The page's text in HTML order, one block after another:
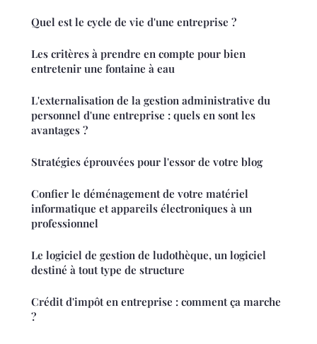
Quel est le cycle de vie d'une entreprise ?
Les critères à prendre en compte pour bien
entretenir une fontaine à eau
L'externalisation de la gestion administrative du
personnel d'une entreprise : quels en sont les
avantages ?
Stratégies éprouvées pour l'essor de votre blog
Confier le déménagement de votre matériel
informatique et appareils électroniques à un
professionnel
Le logiciel de gestion de ludothèque, un logiciel
destiné à tout type de structure
Crédit d'impôt en entreprise : comment ça marche
?